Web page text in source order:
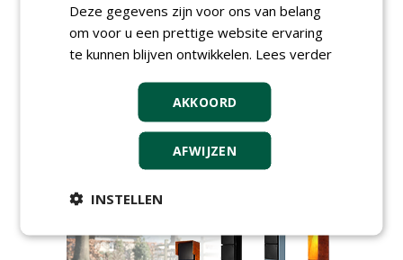
Groeiplaats specialist bij
Boomtotaalzorg32-40 uur
30-07-2026, Schalkwijk
Boominspecteur bij
Boomtotaalzorg24-40 uur
30-07-2026, Schalkwijk
meer Groene Banen
Deze gegevens zijn voor ons van belang
om voor u een prettige website ervaring
te kunnen blijven ontwikkelen. Lees verder
AKKOORD
AFWIJZEN
INSTELLEN